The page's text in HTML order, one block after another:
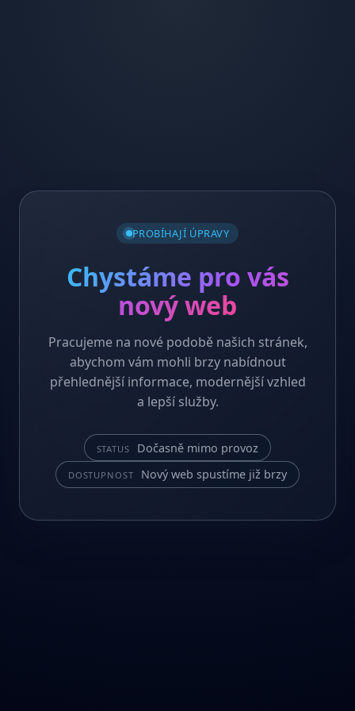
PROBÍHAJÍ ÚPRAVY
Chystáme pro vás
nový web
Pracujeme na nové podobě našich stránek,
abychom vám mohli brzy nabídnout
přehlednější informace, modernější vzhled
a lepší služby.
STATUS Dočasně mimo provoz
DOSTUPNOST Nový web spustíme již brzy